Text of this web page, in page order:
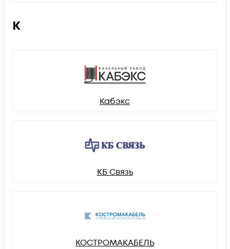
К
Кабэкс
КБ Связь
КОСТРОМАКАБЕЛЬ